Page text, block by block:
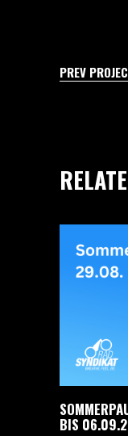
PREV
BIS